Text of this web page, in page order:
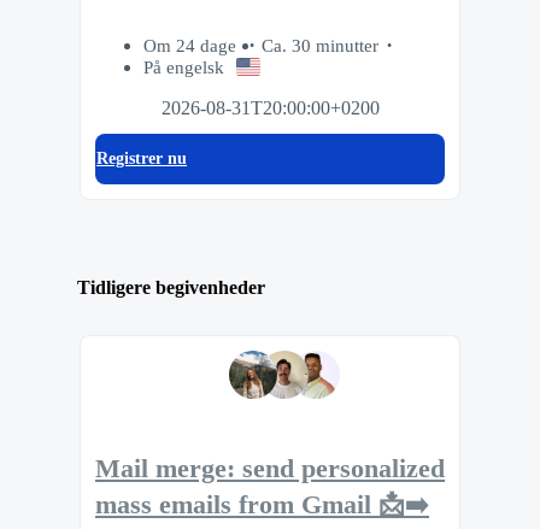
Om 24 dage
Ca. 30 minutter
På engelsk
2026-08-31T20:00:00+0200
Registrer nu
Tidligere begivenheder
Mail merge: send personalized
mass emails from Gmail 📩➡️